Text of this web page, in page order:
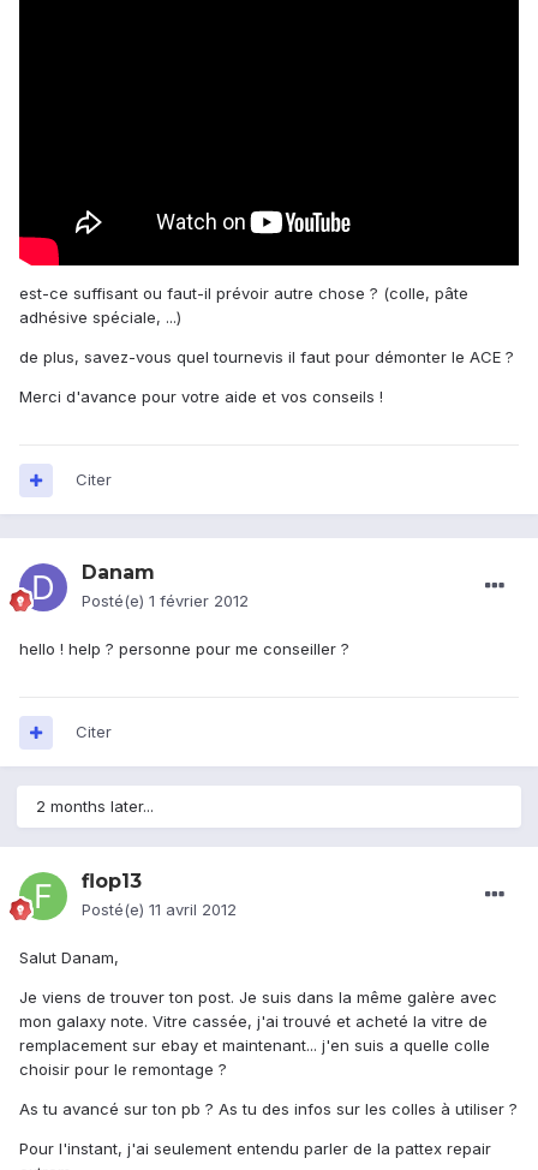
est-ce suffisant ou faut-il prévoir autre chose ? (colle, pâte
adhésive spéciale, ...)
de plus, savez-vous quel tournevis il faut pour démonter le ACE ?
Merci d'avance pour votre aide et vos conseils !
Citer
Danam
Posté(e) 1 février 2012
hello ! help ? personne pour me conseiller ?
Citer
2 months later...
flop13
Posté(e) 11 avril 2012
Salut Danam,
Je viens de trouver ton post. Je suis dans la même galère avec
mon galaxy note. Vitre cassée, j'ai trouvé et acheté la vitre de
remplacement sur ebay et maintenant... j'en suis a quelle colle
choisir pour le remontage ?
As tu avancé sur ton pb ? As tu des infos sur les colles à utiliser ?
Pour l'instant, j'ai seulement entendu parler de la pattex repair